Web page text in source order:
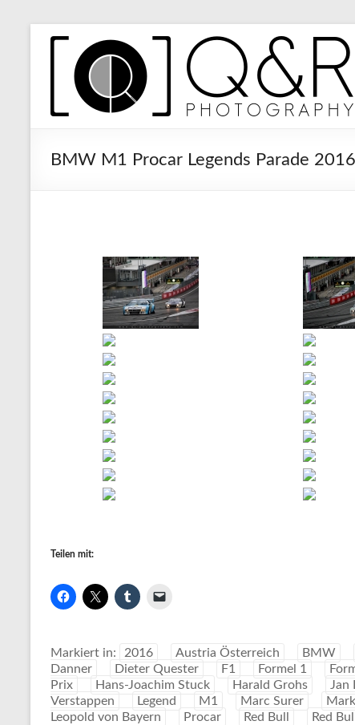
springenQ&R
Photography
BMW M1 Procar Legends Parade
Teilen mit:
Markiert in: 2016 Austria Österreich BMW
Danner
Dieter Quester F1 Formel 1
Prix
Hans-Joachim Stuck Harald Grohs Jan
Verstappen
Legend M1 Marc Surer
Leopold von Bayern
Procar Red Bull Red